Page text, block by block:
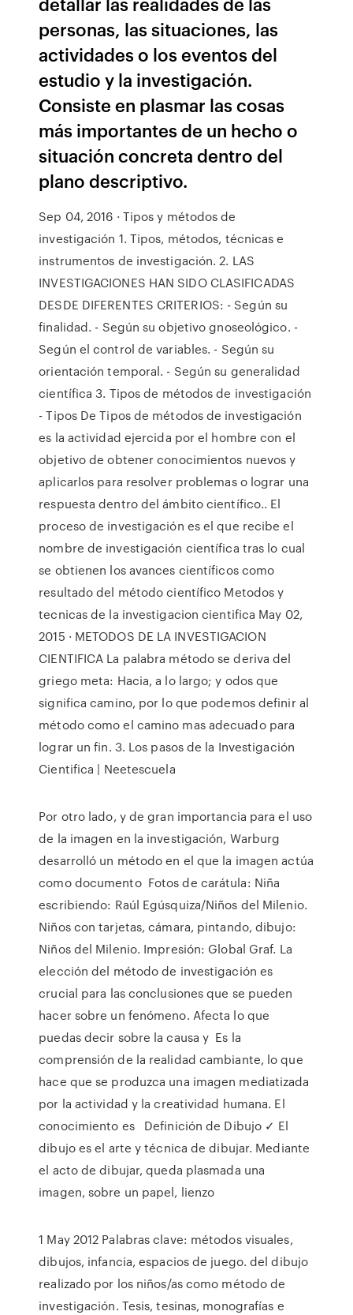
personas, las situaciones, las
actividades o los eventos del
estudio y la investigación.
Consiste en plasmar las cosas
más importantes de un hecho o
situación concreta dentro del
plano descriptivo.
Sep 04, 2016 · Tipos y métodos de
investigación 1. Tipos, métodos, técnicas e
instrumentos de investigación. 2. LAS
INVESTIGACIONES HAN SIDO CLASIFICADAS
DESDE DIFERENTES CRITERIOS: - Según su
finalidad. - Según su objetivo gnoseológico. -
Según el control de variables. - Según su
orientación temporal. - Según su generalidad
científica 3. Tipos de métodos de investigación
- Tipos De Tipos de métodos de investigación
es la actividad ejercida por el hombre con el
objetivo de obtener conocimientos nuevos y
aplicarlos para resolver problemas o lograr una
respuesta dentro del ámbito científico.. El
proceso de investigación es el que recibe el
nombre de investigación científica tras lo cual
se obtienen los avances científicos como
resultado del método científico Metodos y
tecnicas de la investigacion cientifica May 02,
2015 · METODOS DE LA INVESTIGACION
CIENTIFICA La palabra método se deriva del
griego meta: Hacia, a lo largo; y odos que
significa camino, por lo que podemos definir al
método como el camino mas adecuado para
lograr un fin. 3. Los pasos de la Investigación
Cientifica | Neetescuela
Por otro lado, y de gran importancia para el uso
de la imagen en la investigación, Warburg
desarrolló un método en el que la imagen actúa
como documento Fotos de carátula: Niña
escribiendo: Raúl Egúsquiza/Niños del Milenio.
Niños con tarjetas, cámara, pintando, dibujo:
Niños del Milenio. Impresión: Global Graf. La
elección del método de investigación es
crucial para las conclusiones que se pueden
hacer sobre un fenómeno. Afecta lo que
puedas decir sobre la causa y Es la
comprensión de la realidad cambiante, lo que
hace que se produzca una imagen mediatizada
por la actividad y la creatividad humana. El
conocimiento es Definición de Dibujo ✓ El
dibujo es el arte y técnica de dibujar. Mediante
el acto de dibujar, queda plasmada una
imagen, sobre un papel, lienzo
1 May 2012 Palabras clave: métodos visuales,
dibujos, infancia, espacios de juego. del dibujo
realizado por los niños/as como método de
investigación. Tesis, tesinas, monografías e